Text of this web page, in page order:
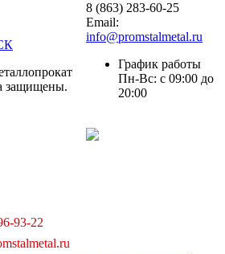
защищены.
8 (863) 283-60-25
Email:
info@promstalmetal.ru
График работы
Пн-Вс: с 09:00 до
20:00
93-22